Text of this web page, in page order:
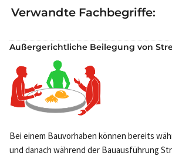
Verwandte Fachbegriffe:
Außergerichtliche Beilegung von
Bei einem Bauvorhaben können bereits
und danach während der Bauausführung